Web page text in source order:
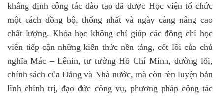
khẳng định công tác đào tạo đã được Học viện tổ chức
một cách đồng bộ, thống nhất và ngày càng nâng cao
chất lượng. Khóa học không chỉ giúp các đồng chí học
viên tiếp cận những kiến thức nền tảng, cốt lõi của chủ
nghĩa Mác – Lênin, tư tưởng Hồ Chí Minh, đường lối,
chính sách của Đảng và Nhà nước, mà còn rèn luyện bản
lĩnh chính trị, đạo đức công vụ, phương pháp công tác